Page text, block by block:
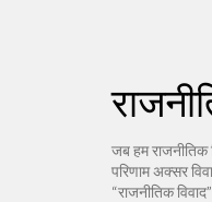
जब हमराजनीतिक
परिणाम अक्सर
“राजनीतिक